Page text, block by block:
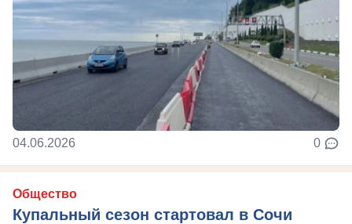
04.06.2026 0
Общество
Купальный сезон стартовал в Сочи